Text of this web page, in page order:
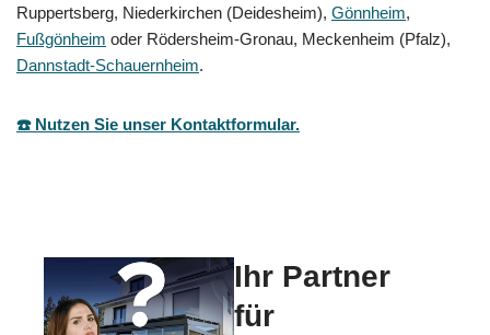
Ruppertsberg, Niederkirchen (Deidesheim), Gönnheim,
Fußgönheim oder Rödersheim-Gronau, Meckenheim (Pfalz),
Dannstadt-Schauernheim.
☎️ Nutzen Sie unser Kontaktformular.
Ihr Partner
für